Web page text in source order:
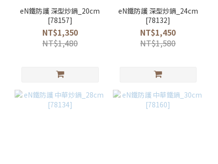
eN鐵防護 深型炒鍋_20cm
[78157]
NT$1,350
NT$1,480
eN鐵防護 深型炒鍋_24cm
[78132]
NT$1,450
NT$1,580